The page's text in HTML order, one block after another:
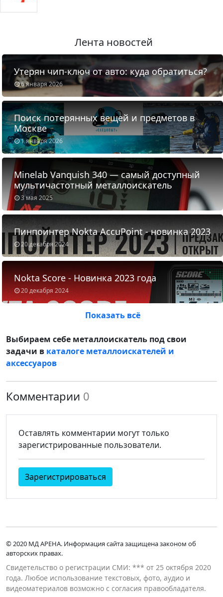
Лента новостей
6 января 2026
Утерян чип-ключ от авто: куда обратиться?
1 января 2026
Поиск потерянных вещей и предметов в
Москве
3 мая 2025
Minelab Vanquish 340 — самый доступный
мультичастотный металлоискатель
20 декабря 2024
Пинпоинтер Nokta AccuPoint - новинка 2023
20 декабря 2024
Nokta Score - Новинка 2023 года
Показать всё
Выбираем себе металлоискатель под свои
задачи в каталоге металлоискателей и
аксессуаров
Комментарии 0
Оставлять комментарии могут только
зарегистрированные пользователи.
Зарегистрироваться
© 2020 МД АРЕНА. Информация сайта защищена законом об
авторских правах.
Свидетельство о регистрации СМИ: *** от 25 октября 2020
года. Любое использование текстовых, фото, аудио и
видеоматериалов возможно с согласия правообладателя.